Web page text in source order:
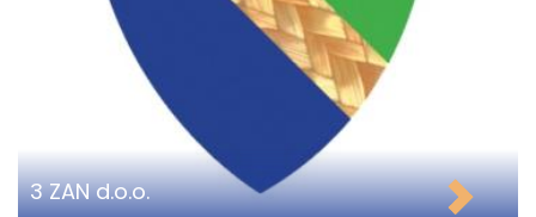
3 ZAN d.o.o.